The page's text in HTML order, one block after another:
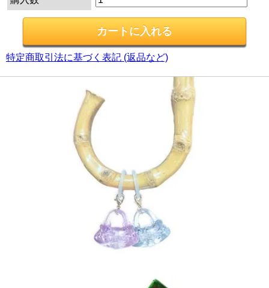
特定商取引法に基づく表記 (返品など)